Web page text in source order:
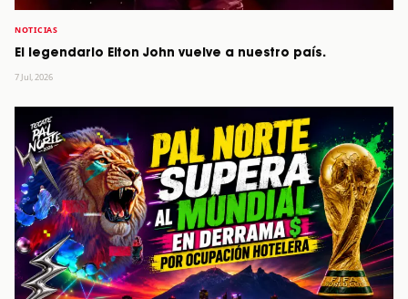
NOTICIAS
El legendario Elton John vuelve a nuestro país.
7 Jul, 2026